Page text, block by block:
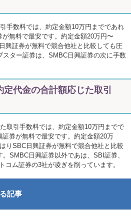
手数料では、約定金額10万円までであれ
無料で最安です。約定金額20万円〜
興証券が無料で競合他社と比較しても圧
ター証券は、SMBC日興証券の次に手数
代金の合計額応じた取引
取引手数料では、約定金額10万円までで
券が無料で最安です。約定金額20万
りSBC日興証券が無料で競合他社と比較
SMBC日興証券以外であは、SBI証券、
コム証券の3社が凌ぎを削っています。
記事